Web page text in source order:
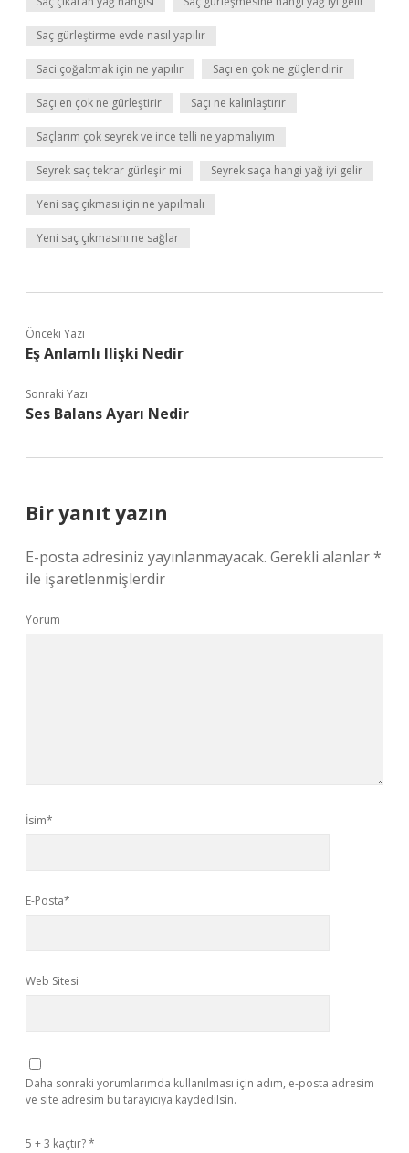
Saç gürleştirme evde nasıl yapılır
Saci çoğaltmak için ne yapılır Saçı en çok ne güçlendirir
Saçı en çok ne gürleştirir Saçı ne kalınlaştırır
Saçlarım çok seyrek ve ince telli ne yapmalıyım
Seyrek saç tekrar gürleşir mi Seyrek saça hangi yağ iyi gelir
Yeni saç çıkması için ne yapılmalı
Yeni saç çıkmasını ne sağlar
Önceki Yazı
Eş Anlamlı Ilişki Nedir
Sonraki Yazı
Ses Balans Ayarı Nedir
Bir yanıt yazın
E-posta adresiniz yayınlanmayacak. Gerekli alanlar*
ile işaretlenmişlerdir
Yorum
İsim*
E-Posta*
Web Sitesi
Daha sonraki yorumlarımda kullanılması için adım, e-posta adresim
ve site adresim bu tarayıcıya kaydedilsin.
5 + 3 kaçtır?*